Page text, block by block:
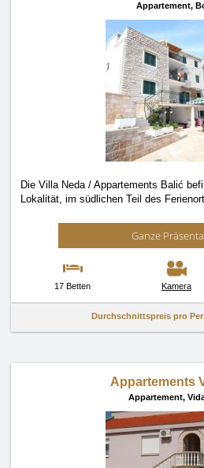
Appartement,
Die Villa Neda / Appartements Balić
Lokalität, im südlichen Teil des
Ganze
17 Betten Kamera
Durchschnittspreis pro
Appartements
Appartement,